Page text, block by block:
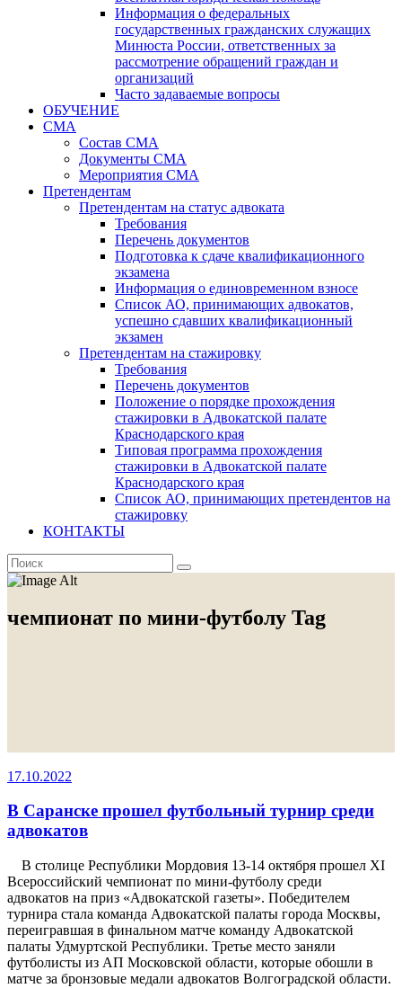
Информация о федеральных
государственных гражданских служащих
Минюста России, ответственных за
рассмотрение обращений граждан и
организаций
Часто задаваемые вопросы
ОБУЧЕНИЕ
СМА
Состав СМА
Документы СМА
Мероприятия СМА
Претендентам
Претендентам на статус адвоката
Требования
Перечень документов
Подготовка к сдаче квалификационного
экзамена
Информация о единовременном взносе
Список АО, принимающих адвокатов,
успешно сдавших квалификационный
экзамен
Претендентам на стажировку
Требования
Перечень документов
Положение о порядке прохождения
стажировки в Адвокатской палате
Краснодарского края
Типовая программа прохождения
стажировки в Адвокатской палате
Краснодарского края
Список АО, принимающих претендентов на
стажировку
КОНТАКТЫ
чемпионат по мини-футболу Tag
17.10.2022
В Саранске прошел футбольный турнир среди
адвокатов
В столице Республики Мордовия 13-14 октября прошел XI
Всероссийский чемпионат по мини-футболу среди
адвокатов на приз «Адвокатской газеты». Победителем
турнира стала команда Адвокатской палаты города Москвы,
переигравшая в финальном матче команду Адвокатской
палаты Удмуртской Республики. Третье место заняли
футболисты из АП Московской области, которые обошли в
матче за бронзовые медали адвокатов Волгоградской области.